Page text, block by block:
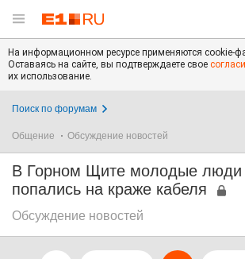
На информационном ресурсе применяются cookie-
Оставаясь на сайте, вы подтверждаете свое
их использование.
Поиск по форумам
Общение Обсуждение новостей
В Горном Щите молодые люди
попались на краже кабеля
Обсуждение новостей